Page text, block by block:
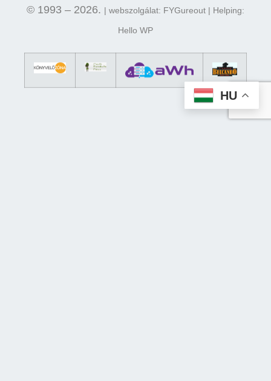
© 1993 – 2026. | webszolgálat: FYGureout | Helping:
Hello WP
HU